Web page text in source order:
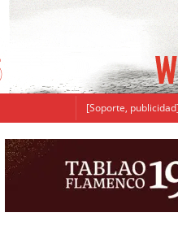
[Soporte, publicidad]